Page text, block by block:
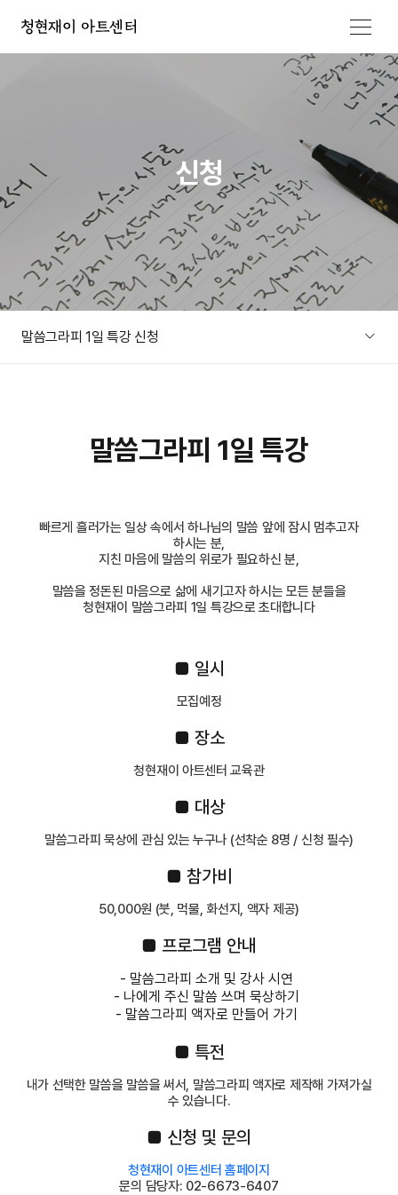
메뉴 열기
신청
말씀그라피 1일 특강 신청
말씀그라피 1일 특강
빠르게 흘러가는 일상 속에서 하나님의 말씀 앞에 잠시 멈추고자
하시는 분,
지친 마음에 말씀의 위로가 필요하신 분,
말씀을 정돈된 마음으로 삶에 새기고자 하시는 모든 분들을
청현재이 말씀그라피 1일 특강으로 초대합니다
■ 일시
모집예정
■ 장소
청현재이 아트센터 교육관
■ 대상
말씀그라피 묵상에 관심 있는 누구나 (선착순 8명 / 신청 필수)
■ 참가비
50,000원 (붓, 먹물, 화선지, 액자 제공)
■ 프로그램 안내
- 말씀그라피 소개 및 강사 시연
- 나에게 주신 말씀 쓰며 묵상하기
- 말씀그라피 액자로 만들어 가기
■ 특전
내가 선택한 말씀을 말씀을 써서, 말씀그라피 액자로 제작해 가져가실
수 있습니다.
■ 신청 및 문의
청현재이 아트센터 홈페이지
문의 담당자: 02-6673-6407